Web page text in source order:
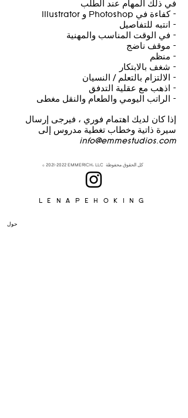
في ذلك المهام عند الطلب
- كفاءة في Photoshop و Illustrator
- انتبه للتفاصيل
- في الوقت المناسب والمهنية
- موقف ناضج
- منظم
- شغف بالابتكار
- الالتزام بالتعلم / النسيان
- اذهب مع عقلية التدفق
- الراتب اليومي والطعام والنقل مغطى
إذا كان لديك اهتمام فوري ، فيرجى إرسال
سيرة ذاتية وخطاب تغطية مدروس إلى
info@emmestudios.com
© 2021-2022 EMMERICH، LLC كل الحقوق محفوظة
Lenapehoking
حول